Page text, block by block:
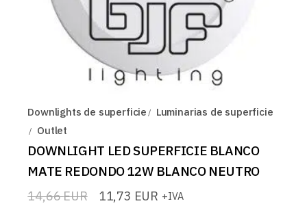
Downlights de superficie
Luminarias de superficie
Outlet
DOWNLIGHT LED SUPERFICIE BLANCO
MATE REDONDO 12W BLANCO NEUTRO
14,66EUR
El 11,73 EUR
El +IVA